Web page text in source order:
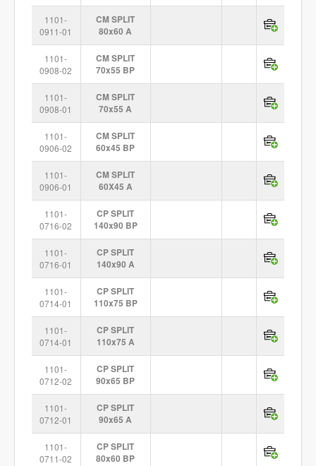
1101-
0911-01
CM SPLIT
80x60 A
1101-
0908-02
CM SPLIT
70x55 BP
1101-
0908-01
CM SPLIT
70x55 A
1101-
0906-02
CM SPLIT
60x45 BP
1101-
0906-01
CM SPLIT
60X45 A
1101-
0716-02
CP SPLIT
140x90 BP
1101-
0716-01
CP SPLIT
140x90 A
1101-
0714-01
CP SPLIT
110x75 BP
1101-
0714-01
CP SPLIT
110x75 A
1101-
0712-02
CP SPLIT
90x65 BP
1101-
0712-01
CP SPLIT
90x65 A
1101-
0711-02
CP SPLIT
80x60 BP